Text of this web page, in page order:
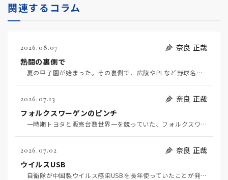
関連するコラム
2026.08.07
奈良 正哉
熱闘の裏側で
夏の甲子園が始まった。その裏側で、広陵やPLなど野球名門校（だった）の不祥事のその後について、「熱…
2026.07.13
奈良 正哉
フォルクスワーゲンのピンチ
一時期トヨタと販売台数世界一を競っていた、フォルクスワーゲンの経営がピンチだ（7月11日日経）。そ…
2026.07.02
奈良 正哉
ウイルスUSB
自衛隊が中国製ウイルス感染USBを長年使っていたことが発覚して問題になっている（7月2日日経）。筆…